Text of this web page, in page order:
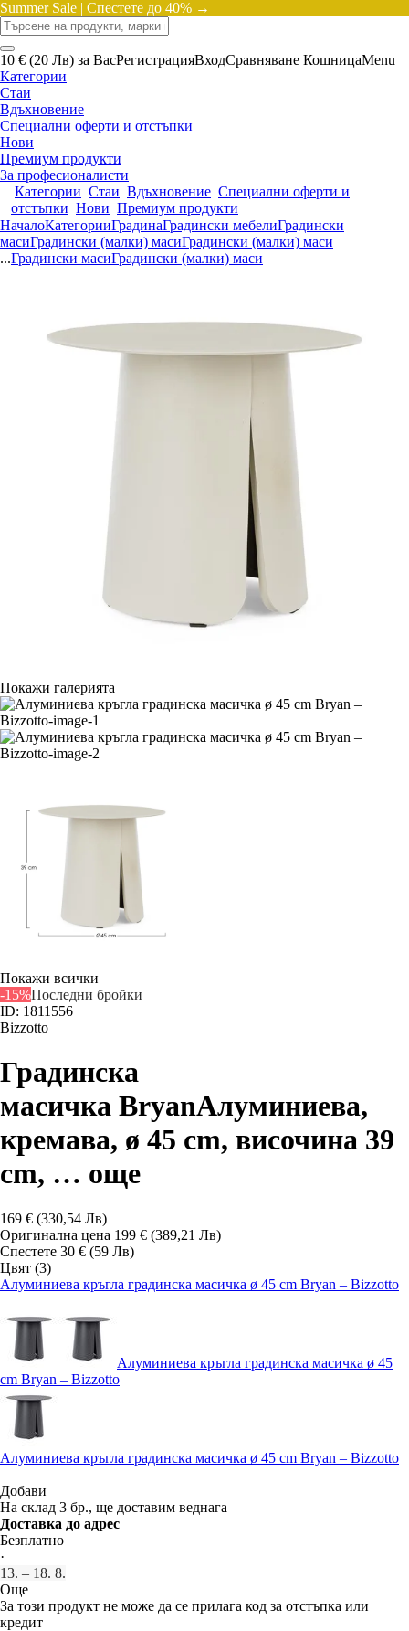
Summer Sale | Спестете до 40% →
10 € (20 Лв) за ВасРегистрацияВходСравняване КошницаMenu
Категории
Стаи
Вдъхновение
Специални оферти и отстъпки
Нови
Премиум продукти
За професионалисти
Категории Стаи Вдъхновение Специални оферти и
отстъпки Нови Премиум продукти
НачалоКатегорииГрадинаГрадински мебелиГрадински
масиГрадински (малки) масиГрадински (малки) маси
...Градински масиГрадински (малки) маси
Покажи галерията
Покажи всички
-15%Последни бройки
ID: 1811556
Bizzotto
Градинска
масичка BryanАлуминиева,
кремава, ø 45 cm, височина 39
cm, … още
169 € (330,54 Лв)
Оригинална цена 199 € (389,21 Лв)
Спестете 30 € (59 Лв)
Цвят (3)
Алуминиева кръгла градинска масичка ø 45 cm Bryan – Bizzotto
Алуминиева кръгла градинска масичка ø 45
cm Bryan – Bizzotto
Алуминиева кръгла градинска масичка ø 45 cm Bryan – Bizzotto
Добави
На склад 3 бр., ще доставим веднага
Доставка до адрес
Безплатно
·
13. – 18. 8.
Още
За този продукт не може да се прилага код за отстъпка или
кредит